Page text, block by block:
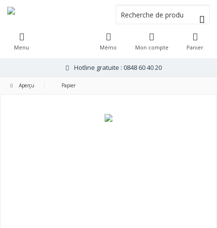
Hotline gratuite : 0848 60 40 20
Panier
Mémo Mon compte
Menu
Aperçu Papier